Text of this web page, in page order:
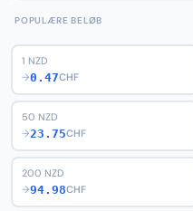
POPULÆRE BELØB
1 NZD
→0.47CHF
50 NZD
→23.75CHF
200 NZD
→94.98CHF